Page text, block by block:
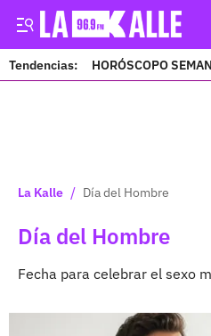
Tendencias: HORÓSCOPO
La Kalle / Día del Hombre
Día del Hombre
Fecha para celebrar el sexo